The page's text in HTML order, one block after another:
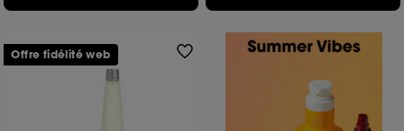
Offre fidélité web